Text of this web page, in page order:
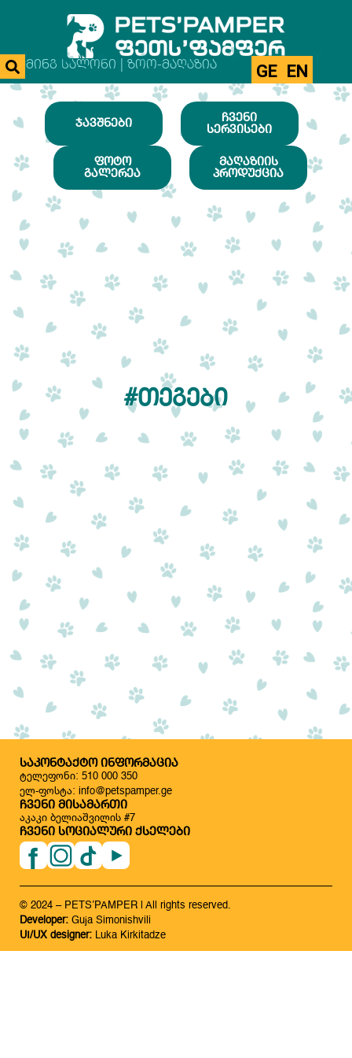
ᲒᲠᲣᲛᲘᲜᲒ ᲡᲐᲚᲝᲜᲘ | ᲖᲝᲝ-ᲛᲐᲦᲐᲖᲘᲐ GE EN
ᲯᲐᲕᲨᲜᲔᲑᲘ
ᲩᲕᲔᲜᲘ
ᲡᲔᲠᲕᲘᲡᲔᲑᲘ
ᲤᲝᲢᲝ
ᲒᲐᲚᲔᲠᲔᲐ
ᲛᲐᲦᲐᲖᲘᲘᲡ
ᲞᲠᲝᲓᲣᲥᲪᲘᲐ
#ᲗᲔᲒᲔᲑᲘ
ᲡᲐᲙᲝᲜᲢᲐᲥᲢᲝ ᲘᲜᲤᲝᲠᲛᲐᲪᲘᲐ
ტელეფონი: 510 000 350
ელ-ფოსტა: info@petspamper.ge
ᲩᲕᲔᲜᲘ ᲛᲘᲡᲐᲛᲐᲠᲗᲘ
აკაკი ბელიაშვილის #7
ᲩᲕᲔᲜᲘ ᲡᲝᲪᲘᲐᲚᲣᲠᲘ ᲥᲡᲔᲚᲔᲑᲘ
© 2024 – PETS’PAMPER | All rights reserved.
Developer: Guja Simonishvili
UI/UX designer:
Luka Kirkitadze